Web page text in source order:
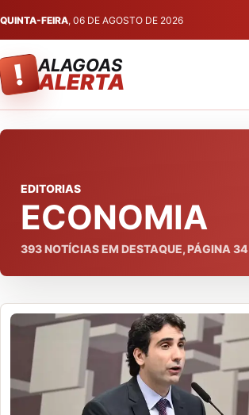
QUINTA-FEIRA, 06 DE AGOSTO DE 2026
! ALAGOAS
ALERTA
EDITORIAS
ECONOMIA
393NOTÍCIAS EM DESTAQUE, PÁGINA 34